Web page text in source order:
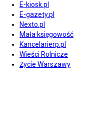
E-kiosk.pl
E-gazety.pl
Nexto.pl
Mała księgowość
Kancelarierp.pl
Wieści Rolnicze
Życie Warszawy